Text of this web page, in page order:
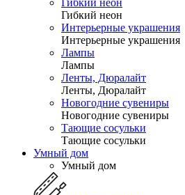
Гибкий неон
Гибкий неон
Интерьерные украшения
Интерьерные украшения
Лампы
Лампы
Ленты, Дюралайт
Ленты, Дюралайт
Новогодние сувениры
Новогодние сувениры
Тающие сосульки
Тающие сосульки
Умный дом
Умный дом